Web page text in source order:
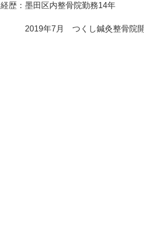
経歴：墨田区内整骨院勤務14年
2019年7月 つくし鍼灸整骨院